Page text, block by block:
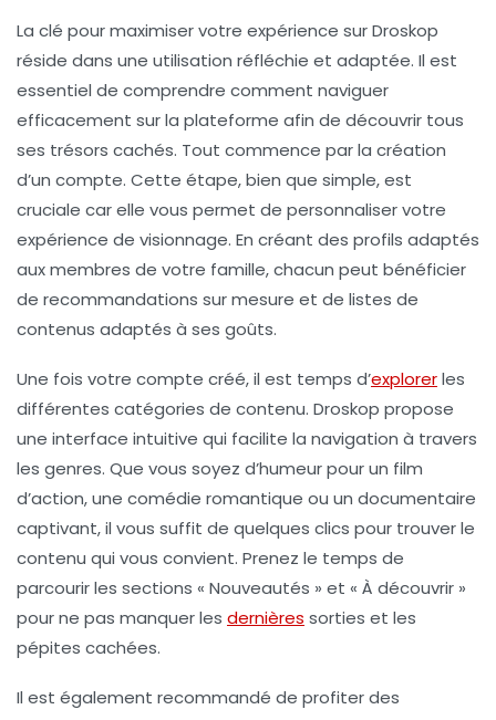
La clé pour maximiser votre expérience sur Droskop
réside dans une utilisation réfléchie et adaptée. Il est
essentiel de comprendre comment naviguer
efficacement sur la plateforme afin de découvrir tous
ses trésors cachés. Tout commence par la création
d’un compte. Cette étape, bien que simple, est
cruciale car elle vous permet de personnaliser votre
expérience de visionnage. En créant des profils adaptés
aux membres de votre famille, chacun peut bénéficier
de recommandations sur mesure et de listes de
contenus adaptés à ses goûts.
Une fois votre compte créé, il est temps d’explorerles
différentes catégories de contenu. Droskop propose
une interface intuitive qui facilite la navigation à travers
les genres. Que vous soyez d’humeur pour un film
d’action, une comédie romantique ou un documentaire
captivant, il vous suffit de quelques clics pour trouver le
contenu qui vous convient. Prenez le temps de
parcourir les sections « Nouveautés » et « À découvrir »
pour ne pas manquer les dernières sorties et les
pépites cachées.
Il est également recommandé de profiter des